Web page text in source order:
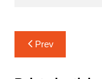
Navigasi
pos
Prev